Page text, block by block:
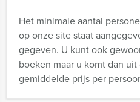
Het minimale aantal
op onze site staat
gegeven. U kunt ook
boeken maar u komt dan
gemiddelde prijs per